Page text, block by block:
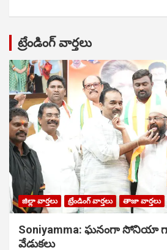
ట్రేండింగ్ వార్తలు
జిల్లా వార్తలు ట్రేండింగ్ వార్తలు తాజా వార్తలు
Soniyamma: ఘ‌నంగా సోనియా
వేడుక‌లు